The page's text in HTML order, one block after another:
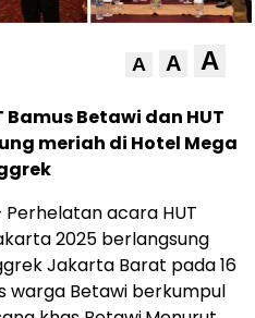
A A A
Betawi dan HUT
meriah di Hotel Mega
Perhelatan acara HUT
2025 berlangsung
Jakarta Barat pada 16
warga Betawi berkumpul